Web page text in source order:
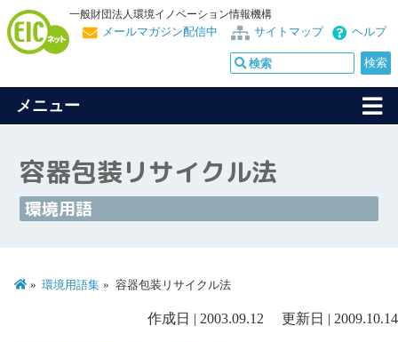
一般財団法人環境イノベーション情報機構
ヘルプ
サイトマップ
メールマガジン配信中
メニュー
容器包装リサイクル法
環境用語
環境用語集 容器包装リサイクル法
作成日 | 2003.09.12 更新日 | 2009.10.14